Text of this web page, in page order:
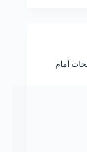
أمام